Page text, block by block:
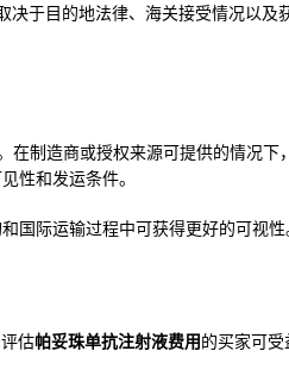
于目的地法律、海关接受情况以及
制造商或授权来源可提供的情况下
性和发运条件。
国际运输过程中可获得更好的可视性
估帕妥珠单抗注射液费用的买家可